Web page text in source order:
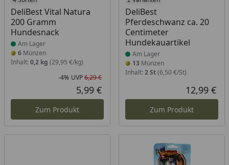
DeliBest Vital Natura
200 Gramm
Hundesnack
Am Lager
6 Münzen
Inhalt: 0,2 kg (29,95 €/kg)
Rabatt in Prozent
-4%
Ursprünglicher Preis
UVP6,29 €
Aktueller Preis
5,99 €
Zum Produkt
DeliBest
Pferdeschwanz ca. 20
Centimeter
Hundekauartikel
Am Lager
13Münzen
Inhalt: 2 St(6,50 €/St)
12,99 €
Zum Produkt